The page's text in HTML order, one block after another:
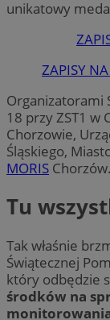
unikatowy
ZAPISY
Organizatorami
18 przy ZST1 w
Chorzowie,
Śląskiego,
MORIS Chorzów.
Tu
Tak właśnie
Świątecznej
który odbędzie
środków na